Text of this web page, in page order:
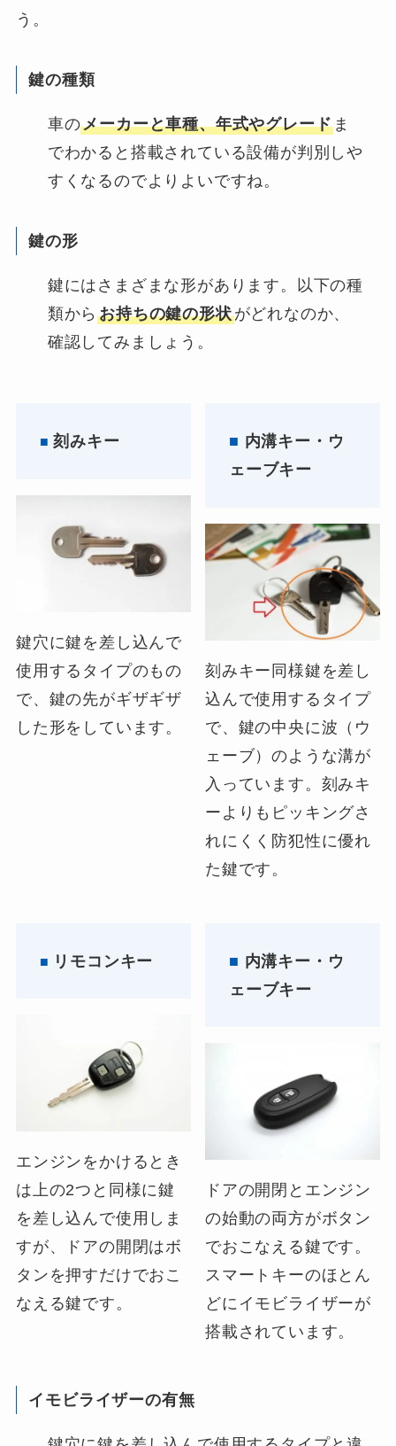
う。
鍵の種類
車のメーカーと車種、年式やグレード ま
でわかると搭載されている設備が判別しや
すくなるのでよりよいですね。
鍵の形
鍵にはさまざまな形があります。以下の種
類からお持ちの鍵の形状がどれなのか、
確認してみましょう。
■ 刻みキー
鍵穴に鍵を差し込んで
使用するタイプのもの
で、鍵の先がギザギザ
した形をしています。
■ 内溝キー・ウ
ェーブキー
刻みキー同様鍵を差し
込んで使用するタイプ
で、鍵の中央に波（ウ
ェーブ）のような溝が
入っています。刻みキ
ーよりもピッキングさ
れにくく防犯性に優れ
た鍵です。
■ リモコンキー
エンジンをかけるとき
は上の2つと同様に鍵
を差し込んで使用しま
すが、ドアの開閉はボ
タンを押すだけでおこ
なえる鍵です。
■ 内溝キー・ウ
ェーブキー
ドアの開閉とエンジン
の始動の両方がボタン
でおこなえる鍵です。
スマートキーのほとん
どにイモビライザーが
搭載されています。
イモビライザーの有無